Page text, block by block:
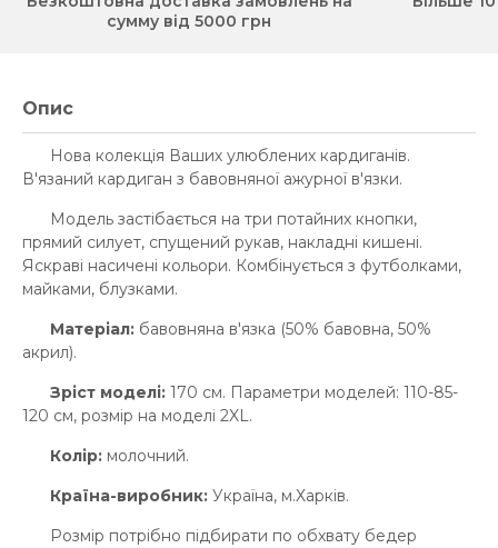
сумму від 5000 грн
Опис
Нова колекція Ваших улюблених кардиганів.
В'язаний кардиган з бавовняної ажурної в'язки.
Модель застібається на три потайних кнопки,
прямий силует, спущений рукав, накладні кишені.
Яскраві насичені кольори. Комбінується з футболками,
майками, блузками.
Матеріал: бавовняна в'язка (50% бавовна, 50%
акрил).
Зріст моделі: 170 см. Параметри моделей: 110-85-
120 см, розмір на моделі 2XL.
Колір: молочний.
Країна-виробник: Україна, м.Харків.
Розмір потрібно підбирати по обхвату бедер